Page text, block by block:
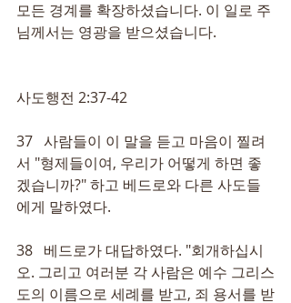
모든 경계를 확장하셨습니다. 이 일로 주
님께서는 영광을 받으셨습니다.
사도행전 2:37-42
37   사람들이 이 말을 듣고 마음이 찔려
서 "형제들이여, 우리가 어떻게 하면 좋
겠습니까?" 하고 베드로와 다른 사도들
에게 말하였다.
38   베드로가 대답하였다. "회개하십시
오. 그리고 여러분 각 사람은 예수 그리스
도의 이름으로 세례를 받고, 죄 용서를 받